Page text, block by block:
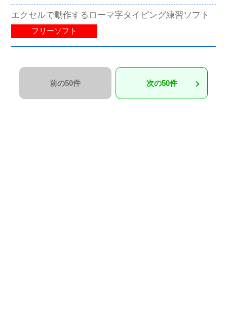
エクセルで動作するローマ字タイピング練習ソフト
フリーソフト
前の50件 次の50件